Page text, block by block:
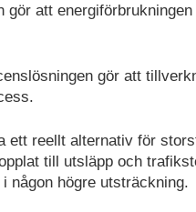
gör att
gör att
ett reellt alternativ för
till utsläpp och
någon högre utsträckning.